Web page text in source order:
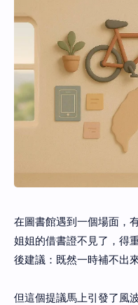
在圖書館遇到一個場面，
姐姐的借書證不見了，得
後建議：既然一時補不出
但這個提議馬上引發了風波